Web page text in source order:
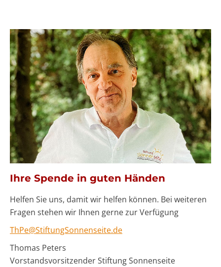
Ihre Spende in guten Händen
Helfen Sie uns, damit wir helfen können. Bei weiteren
Fragen stehen wir Ihnen gerne zur Verfügung
ThPe@StiftungSonnenseite.de
Thomas Peters
Vorstandsvorsitzender Stiftung Sonnenseite